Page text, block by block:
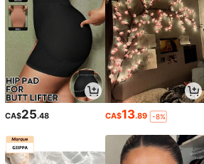
CA$25.48 CA$13.89 -8%